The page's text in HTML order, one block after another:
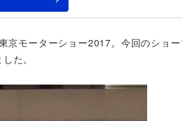
京モーターショー2017。今回のショ
た。